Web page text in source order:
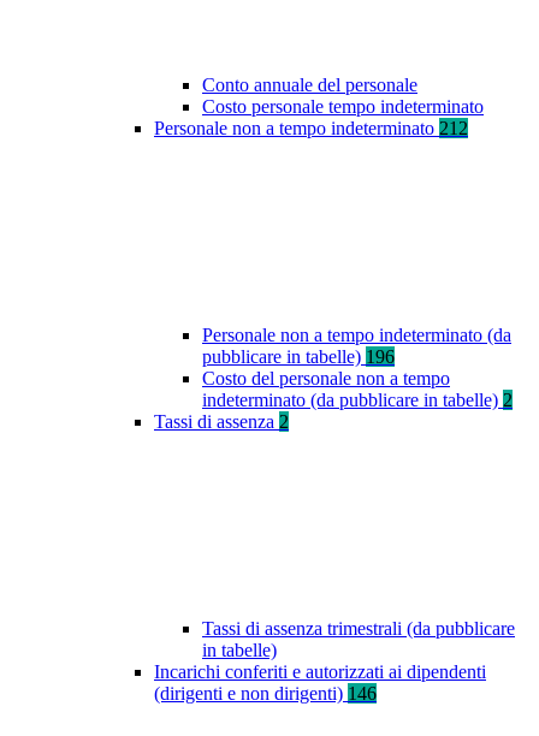
Conto annuale del personale
Costo personale tempo indeterminato
Personale non a tempo indeterminato 212
Personale non a tempo indeterminato (da
pubblicare in tabelle) 196
Costo del personale non a tempo
indeterminato (da pubblicare in tabelle) 2
Tassi di assenza 2
Tassi di assenza trimestrali (da pubblicare
in tabelle)
Incarichi conferiti e autorizzati ai dipendenti
(dirigenti e non dirigenti) 146